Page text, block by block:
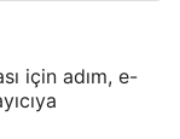
için adım, e-